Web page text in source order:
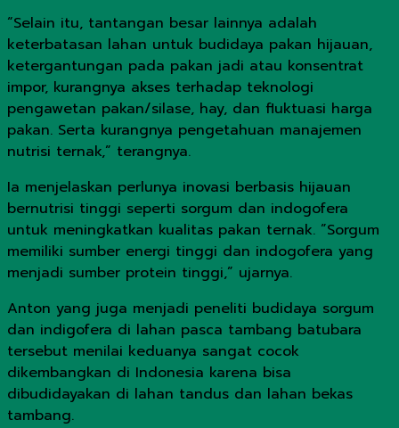
“Selain itu, tantangan besar lainnya adalah
keterbatasan lahan untuk budidaya pakan hijauan,
ketergantungan pada pakan jadi atau konsentrat
impor, kurangnya akses terhadap teknologi
pengawetan pakan/silase, hay, dan fluktuasi harga
pakan. Serta kurangnya pengetahuan manajemen
nutrisi ternak,” terangnya.
Ia menjelaskan perlunya inovasi berbasis hijauan
bernutrisi tinggi seperti sorgum dan indogofera
untuk meningkatkan kualitas pakan ternak. ”Sorgum
memiliki sumber energi tinggi dan indogofera yang
menjadi sumber protein tinggi,” ujarnya.
Anton yang juga menjadi peneliti budidaya sorgum
dan indigofera di lahan pasca tambang batubara
tersebut menilai keduanya sangat cocok
dikembangkan di Indonesia karena bisa
dibudidayakan di lahan tandus dan lahan bekas
tambang.